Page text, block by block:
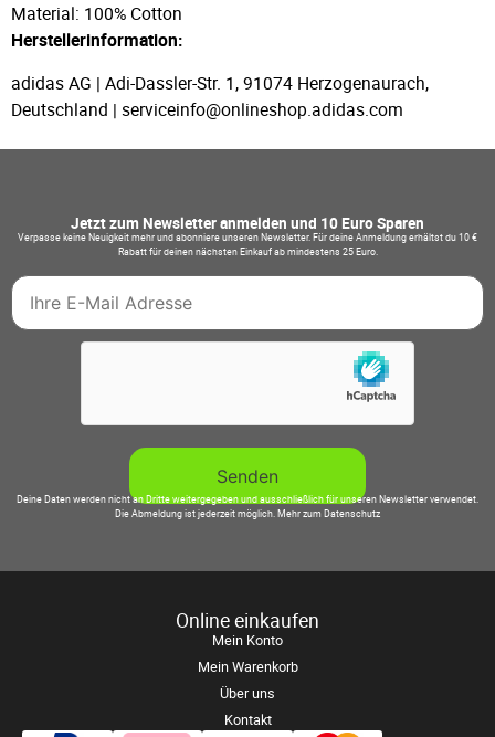
Material: 100% Cotton
Herstellerinformation:
adidas AG | Adi-Dassler-Str. 1, 91074 Herzogenaurach,
Deutschland | serviceinfo@onlineshop.adidas.com
Jetzt zum Newsletter anmelden und 10 Euro Sparen
Verpasse keine Neuigkeit mehr und abonniere unseren Newsletter. Für deine Anmeldung erhältst du 10 €
Rabatt für deinen nächsten Einkauf ab mindestens 25 Euro.
Deine Daten werden nicht an Dritte weitergegeben und ausschließlich für unseren Newsletter verwendet.
Die Abmeldung ist jederzeit möglich. Mehr zum Datenschutz
Online einkaufen
Mein Konto
Mein Warenkorb
Über uns
Kontakt